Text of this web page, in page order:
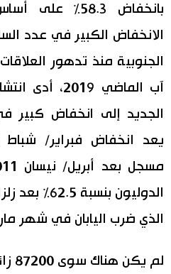
ثقافة
طوكيو
بانخفاض 58.3٪
الانخفاض الكبير في عدد
الجنوبية منذ تدهور
آب الماضي
الجديد إلى انخفاض كبير
يعد انخفاض فبراير/
الدوليون
الذي ضرب اليابان في شهر
لم